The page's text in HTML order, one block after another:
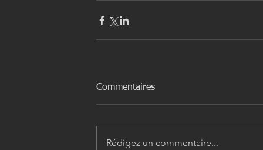
Commentaires
Rédigez un commentaire...